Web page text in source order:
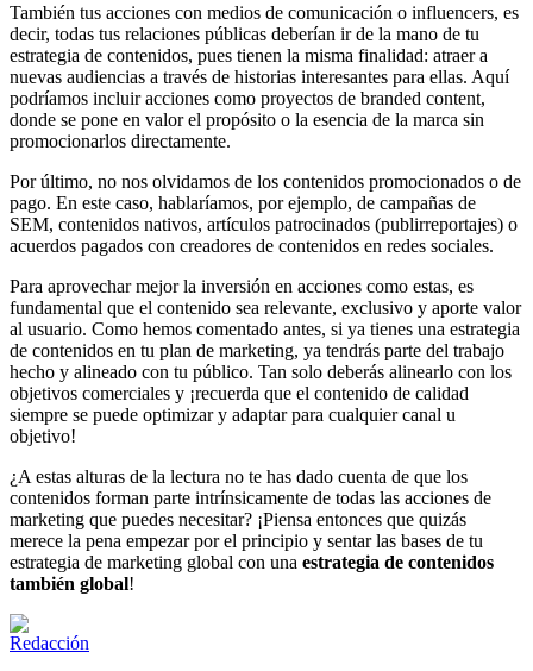
También tus acciones con medios de comunicación o influencers, es
decir, todas tus relaciones públicas deberían ir de la mano de tu
estrategia de contenidos, pues tienen la misma finalidad: atraer a
nuevas audiencias a través de historias interesantes para ellas. Aquí
podríamos incluir acciones como proyectos de branded content,
donde se pone en valor el propósito o la esencia de la marca sin
promocionarlos directamente.
Por último, no nos olvidamos de los contenidos promocionados o de
pago. En este caso, hablaríamos, por ejemplo, de campañas de
SEM, contenidos nativos, artículos patrocinados (publirreportajes) o
acuerdos pagados con creadores de contenidos en redes sociales.
Para aprovechar mejor la inversión en acciones como estas, es
fundamental que el contenido sea relevante, exclusivo y aporte valor
al usuario. Como hemos comentado antes, si ya tienes una estrategia
de contenidos en tu plan de marketing, ya tendrás parte del trabajo
hecho y alineado con tu público. Tan solo deberás alinearlo con los
objetivos comerciales y ¡recuerda que el contenido de calidad
siempre se puede optimizar y adaptar para cualquier canal u
objetivo!
¿A estas alturas de la lectura no te has dado cuenta de que los
contenidos forman parte intrínsicamente de todas las acciones de
marketing que puedes necesitar? ¡Piensa entonces que quizás
merece la pena empezar por el principio y sentar las bases de tu
estrategia de marketing global con una estrategia de contenidos
también global!